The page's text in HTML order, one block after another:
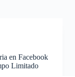
en Facebook
Limitado